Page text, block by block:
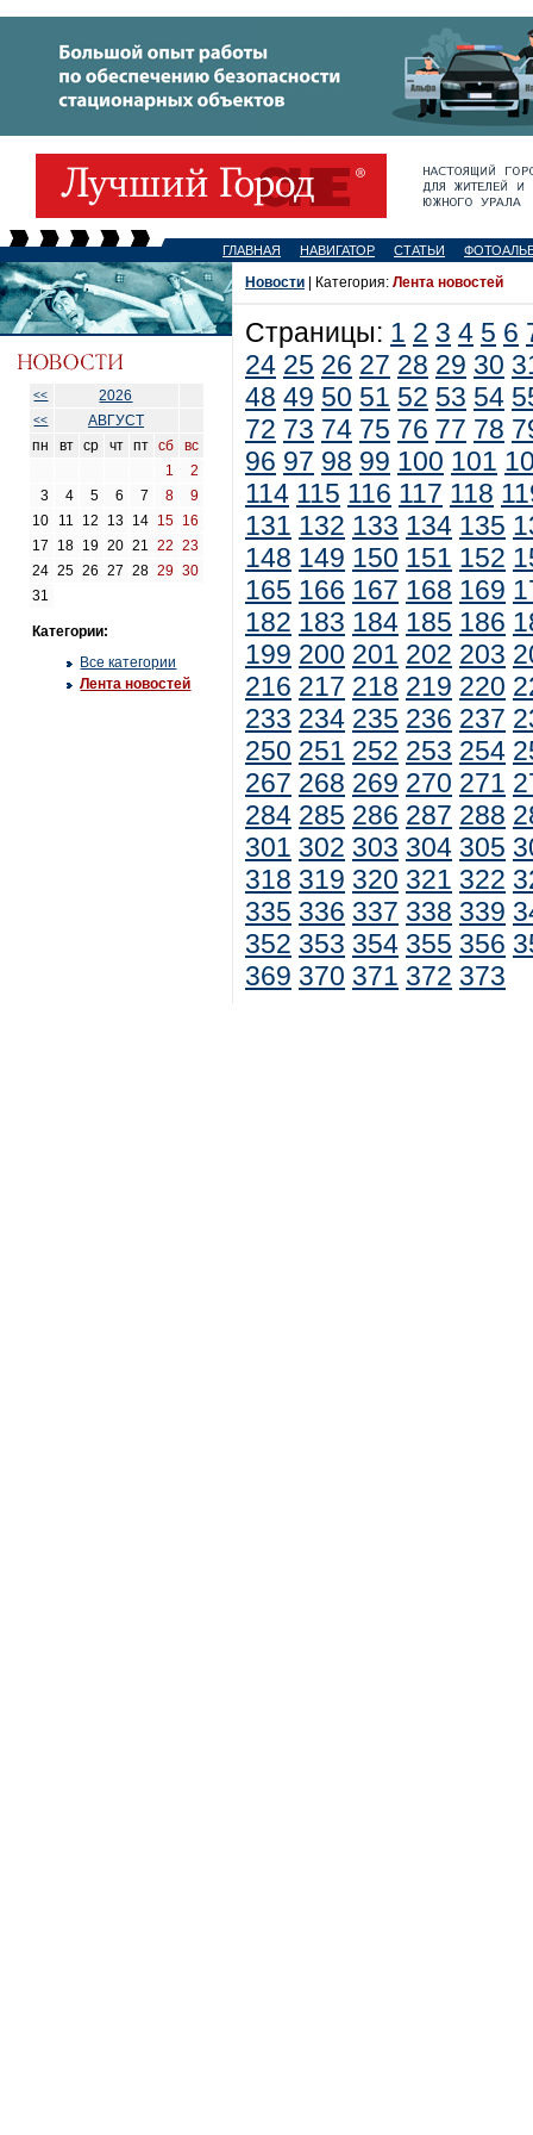
ГЛАВНАЯ НАВИГАТОР СТАТЬИ
<< 2026
<<
АВГУСТ
пн
вт ср чт пт сб
вс
1
2
3
4 5 6 7 8
9
10
11 12 13 14 15 16
17
18 19 20 21 22
23
24 25 26 27 28 29 30
31
Категории:
Все категории
Лента новостей
Новости | Категория: Лента новостей
Страницы: 1 2 3 4 5 6
24 25 26 27 28 29 30
48 49 50 51 52 53 54
72 73 74 75 76 77 78
96 97 98 99 100 101
114 115 116 117 118
131 132 133 134 135
148 149 150 151 152
165 166 167 168 169
182 183 184 185 186
199 200 201 202 203
216 217 218 219 220
233 234 235 236 237
250 251 252 253 254
267 268 269 270 271
284 285 286 287 288
301 302 303 304 305
318 319 320 321 322
335 336 337 338 339
352 353 354 355 356
369 370 371 372 373